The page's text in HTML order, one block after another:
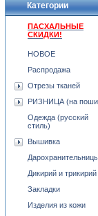
Категории
ПАСХАЛЬНЫЕ
СКИДКИ!
НОВОЕ
Распродажа
Отрезы тканей
РИЗНИЦА (на
Одежда (русский
стиль)
Вышивка
Дикирий и трикирий
Закладки
Изделия из кожи